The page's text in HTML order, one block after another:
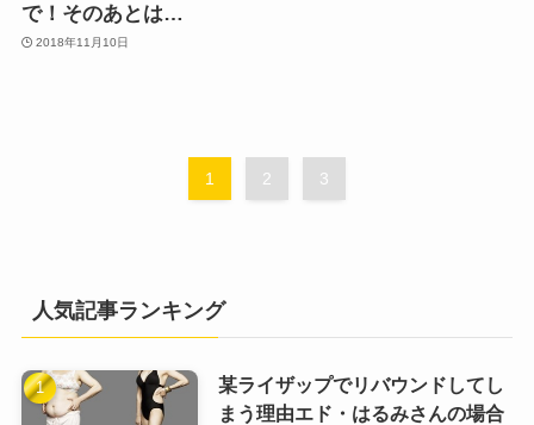
で！そのあとは…
2018年11月10日
1 2 3
人気記事ランキング
某ライザップでリバウンドしてし
まう理由エド・はるみさんの場合